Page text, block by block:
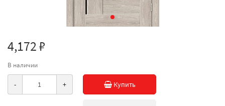
4,172 ₽
В наличии
- + Купить